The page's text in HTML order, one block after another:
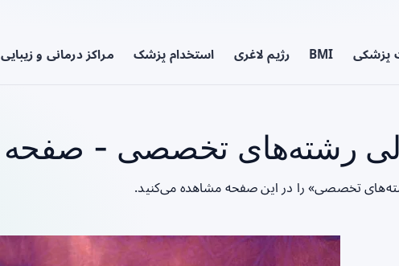
پزشکی BMI رژیم لاغری استخدام پزشک مراکز درمانی و زیبایی
رشته‌های تخصصی - صفحه 1
تخصصی» را در این صفحه مشاهده می‌کنید.